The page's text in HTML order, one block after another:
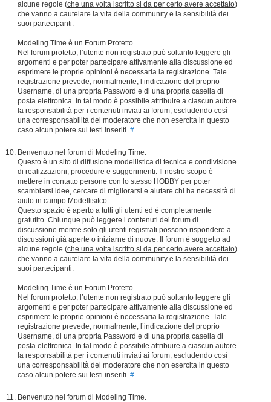
alcune regole (che una volta iscritto si da per certo avere accettato)
che vanno a cautelare la vita della community e la sensibilità dei
suoi partecipanti:
Modeling Time è un Forum Protetto.
Nel forum protetto, l’utente non registrato può soltanto leggere gli
argomenti e per poter partecipare attivamente alla discussione ed
esprimere le proprie opinioni è necessaria la registrazione. Tale
registrazione prevede, normalmente, l’indicazione del proprio
Username, di una propria Password e di una propria casella di
posta elettronica. In tal modo è possibile attribuire a ciascun autore
la responsabilità per i contenuti inviati ai forum, escludendo così
una corresponsabilità del moderatore che non esercita in questo
caso alcun potere sui testi inseriti. #
Benvenuto nel forum di Modeling Time.
Questo è un sito di diffusione modellistica di tecnica e condivisione
di realizzazioni, procedure e suggerimenti. Il nostro scopo è
mettere in contatto persone con lo stesso HOBBY per poter
scambiarsi idee, cercare di migliorarsi e aiutare chi ha necessità di
aiuto in campo Modellisitco.
Questo spazio è aperto a tutti gli utenti ed è completamente
gratutito. Chiunque può leggere i contenuti del forum di
discussione mentre solo gli utenti registrati possono rispondere a
discussioni già aperte o iniziarne di nuove. Il forum è soggetto ad
alcune regole (che una volta iscritto si da per certo avere accettato)
che vanno a cautelare la vita della community e la sensibilità dei
suoi partecipanti:
Modeling Time è un Forum Protetto.
Nel forum protetto, l’utente non registrato può soltanto leggere gli
argomenti e per poter partecipare attivamente alla discussione ed
esprimere le proprie opinioni è necessaria la registrazione. Tale
registrazione prevede, normalmente, l’indicazione del proprio
Username, di una propria Password e di una propria casella di
posta elettronica. In tal modo è possibile attribuire a ciascun autore
la responsabilità per i contenuti inviati ai forum, escludendo così
una corresponsabilità del moderatore che non esercita in questo
caso alcun potere sui testi inseriti. #
Benvenuto nel forum di Modeling Time.